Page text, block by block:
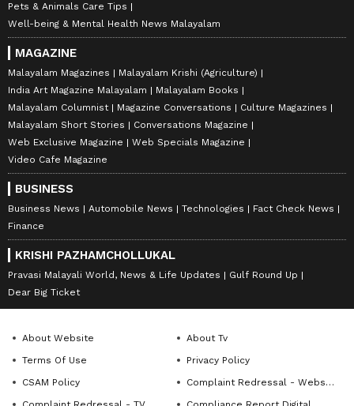
Pets & Animals Care Tips
Well-being & Mental Health News Malayalam
MAGAZINE
Malayalam Magazines
Malayalam Krishi (Agriculture)
India Art Magazine Malayalam
Malayalam Books
Malayalam Columnist
Magazine Conversations
Culture Magazines
Malayalam Short Stories
Conversations Magazine
Web Exclusive Magazine
Web Specials Magazine
Video Cafe Magazine
BUSINESS
Business News Automobile News Technologies
Fact Check News
Finance
KRISHI PAZHAMCHOLLUKAL
Pravasi Malayali World, News & Life Updates
Gulf Round Up
Dear Big Ticket
About Website
About Tv
Terms Of Use
Privacy Policy
CSAM Policy
Complaint Redressal - Website